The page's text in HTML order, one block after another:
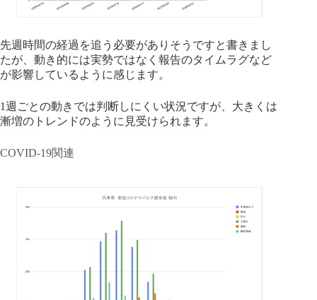
先週時間の経過を追う必要がありそうですと書きまし
たが、動き的には実勢ではなく報告のタイムラグなど
が影響しているように感じます。
1週ごとの動きでは判断しにくい状況ですが、大きくは
漸増のトレンドのように見受けられます。
COVID-19関連